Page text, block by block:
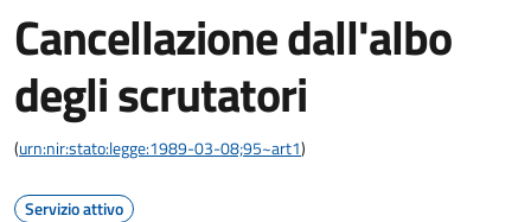
Cancellazione dall'albo
degli scrutatori
(urn:nir:stato:legge:1989-03-08;95~art1)
Servizio attivo